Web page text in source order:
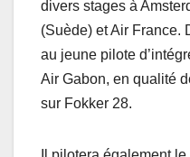
divers stages à
(Suède) et Air France.
au jeune pilote
Air Gabon, en qualité
sur Fokker 28.